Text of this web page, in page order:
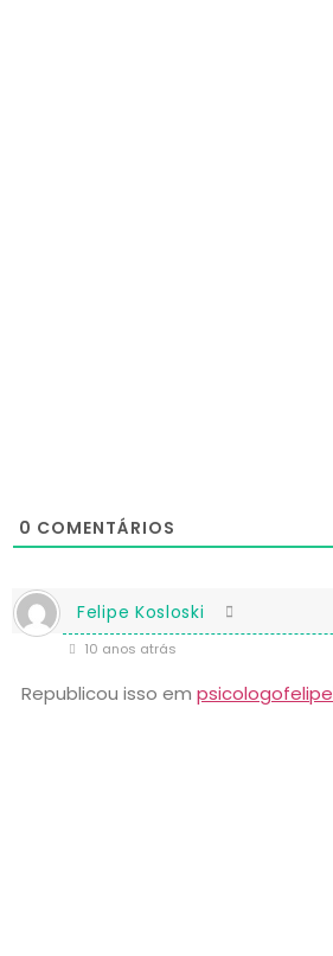
0 COMENTÁRIOS
Felipe Kosloski
10 anos atrás
Republicou isso em